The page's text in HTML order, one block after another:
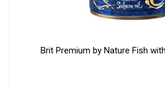
Brit Premium by Nature Fish